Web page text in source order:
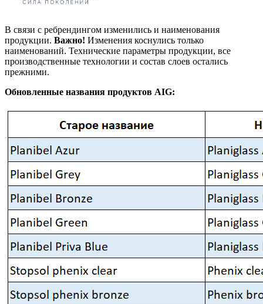
В связи с ребрендингом изменились и наименования
продукции. Важно! Изменения коснулись только
наименований. Технические параметры продукции, все
производственные технологии и состав слоев остались
прежними.
Обновленные названия продуктов AIG: